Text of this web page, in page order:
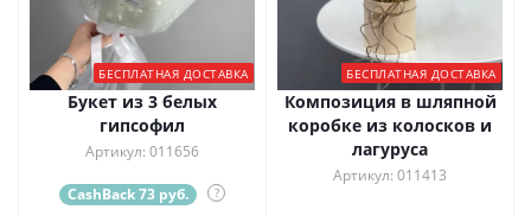
БЕСПЛАТНАЯ ДОСТАВКА
Букет из 3 белых
гипсофил
Артикул: 011656
CashBack 73 руб. ?
БЕСПЛАТНАЯ ДОСТАВКА
Композиция в шляпной
коробке из колосков и
лагуруса
Артикул: 011413